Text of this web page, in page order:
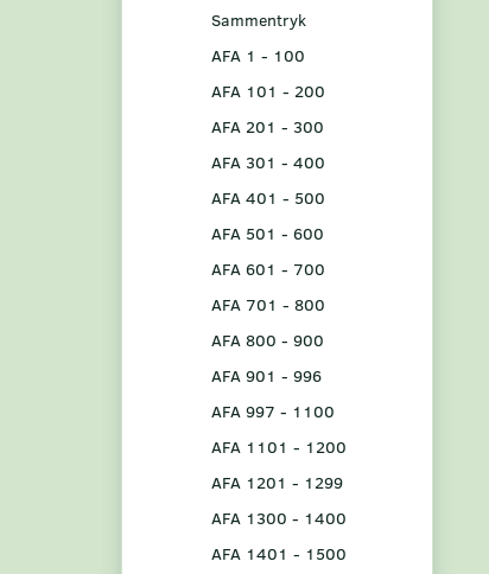
Sammentryk
AFA 1 - 100
AFA 101 - 200
AFA 201 - 300
AFA 301 - 400
AFA 401 - 500
AFA 501 - 600
AFA 601 - 700
AFA 701 - 800
AFA 800 - 900
AFA 901 - 996
AFA 997 - 1100
AFA 1101 - 1200
AFA 1201 - 1299
AFA 1300 - 1400
AFA 1401 - 1500